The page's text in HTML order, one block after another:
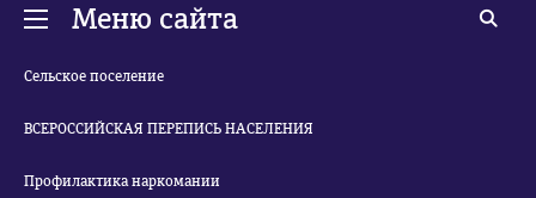
Меню сайта
Сельское поселение
ВСЕРОССИЙСКАЯ ПЕРЕПИСЬ НАСЕЛЕНИЯ
Профилактика наркомании